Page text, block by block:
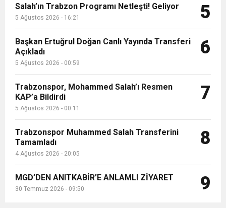
Salah’ın Trabzon Programı Netleşti! Geliyor
5 Ağustos 2026 - 16:21 5
Başkan Ertuğrul Doğan Canlı Yayında Transferi
Açıkladı
5 Ağustos 2026 - 00:59
6
Trabzonspor, Mohammed Salah’ı Resmen
KAP’a Bildirdi
5 Ağustos 2026 - 00:11
7
Trabzonspor Muhammed Salah Transferini
Tamamladı
4 Ağustos 2026 - 20:05
8
MGD’DEN ANITKABİR’E ANLAMLI ZİYARET
30 Temmuz 2026 - 09:50 9